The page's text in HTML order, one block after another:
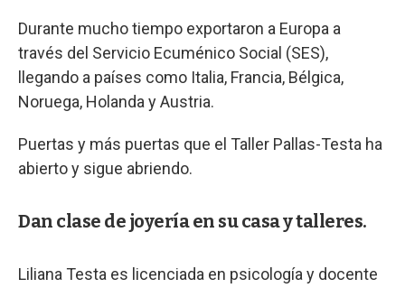
Durante mucho tiempo exportaron a Europa a
través del Servicio Ecuménico Social (SES),
llegando a países como Italia, Francia, Bélgica,
Noruega, Holanda y Austria.
Puertas y más puertas que el Taller Pallas-Testa ha
abierto y sigue abriendo.
Dan clase de joyería en su casa y talleres.
Liliana Testa es licenciada en psicología y docente